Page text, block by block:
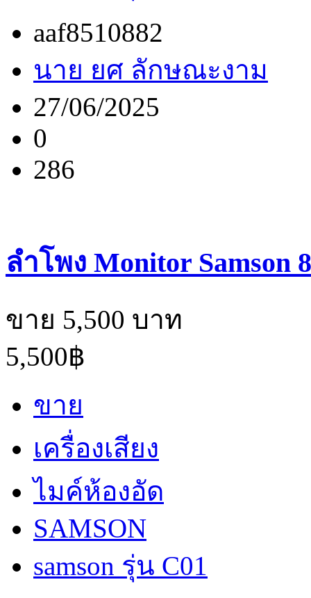
aaf8510882
นาย ยศ ลักษณะงาม
27/06/2025
0
286
ลำโพง Monitor Samson
ขาย 5,500 บาท
5,500฿
ขาย
เครื่องเสียง
ไมค์ห้องอัด
SAMSON
samson รุ่น C01